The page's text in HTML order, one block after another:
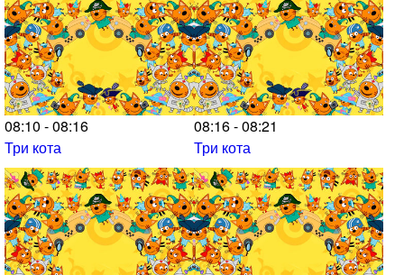
08:10 - 08:16
Три кота
08:16 - 08:21
Три кота